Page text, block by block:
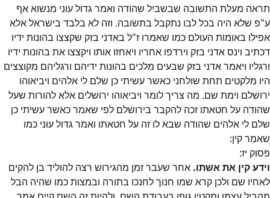
תראה מעלת התשובה שבשביל שהודה ואמר גדול עוני מנשוא אף
ע"פ שלא היה בכל לבו נתקבל בתשובה. וזה לא בלבד בישראל אלא
אפילו באומות העולם כמו שאמרו ז"ל באדני בזק שקצצו בהונות ידיו
דכתיב וינס אדני בזק וירדפו אחריו ויאחזו אותו ויקצצו את בהונות ידיו
ורגליו ויאמר אדני בזק שבעים מלכים בהונות ידיהם ורגליהם מקוצצים
היו מלקטים תחת שולחני כאשר עשיתי כן שלם לי אלהים ויביאוהו
ירושלם וימת שם. מה צריך לומר ויביאוהו ירושלים אלא להורות שעל
שהודה על חטאתו זכה להקבר בירושלם לפי שאמר כאשר עשיתי כן
שלם לי אלהים שהודה שבא לו זה על חטאתו ואמר גדול עוני כמו
שאמר קין:
פסוק יז:
וידע קין את אשתו. אחר שעבר זמן מהגירוש רצה להוליד בן להקים
לאחיו שם ולכן קרא שמו חנוך לחנכו בתורה ובמצות כמו שהיה הבל